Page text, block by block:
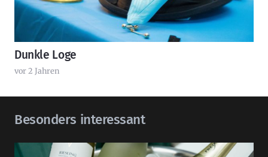
Dunkle Loge
vor 2 Jahren
Besonders interessant